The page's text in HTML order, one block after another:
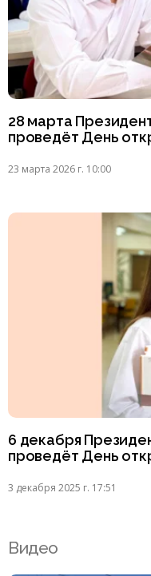
28 марта
проведёт День
23 марта 2026 г. 10:00
6 декабря
проведёт День
3 декабря 2025 г. 17:51
Видео